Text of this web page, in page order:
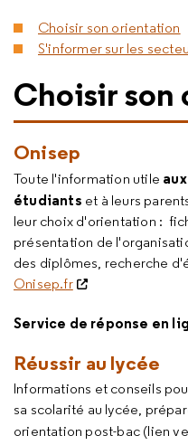
Choisir son orientation
S'informer sur les
Choisir
Onisep
Toute l'information utile
étudiants et à leurs
leur choix d'orientation :
présentation de
des diplômes, recherche
Onisep.fr
Service de réponse en
Réussir au lycée
Informations et conseils
sa scolarité au lycée,
orientation post-bac (lien